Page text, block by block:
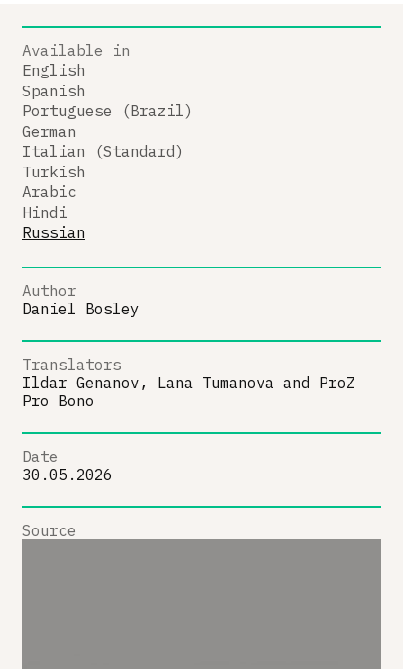
Available in
English
Spanish
Portuguese (Brazil)
German
Italian (Standard)
Turkish
Arabic
Hindi
Russian
Author
Daniel Bosley
Translators
Ildar Genanov, Lana Tumanova and ProZ
Pro Bono
Date
30.05.2026
Source